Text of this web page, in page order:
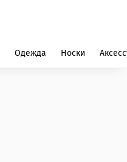
Одежда Носки